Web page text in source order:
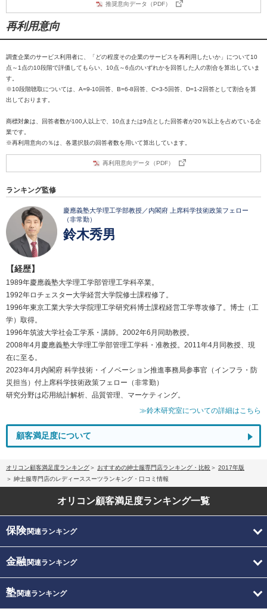
推奨意向データ（PDF）
再利用意向
調査企業のサービス利用者に、「どの程度その企業のサービスを再利用したいか」について10
点～1点の10段階で評価してもらい、10点～6点のいずれかを回答した人の割合を算出していま
す。
※10段階聴取については、A=9-10回答、B=6-8回答、C=3-5回答、D=1-2回答として割合を算
出しております。
商標対象は、回答者数が100人以上で、10点または9点とした回答者が20％以上を占めている企
業です。
※再利用意向の％は、各選択肢の回答者数を用いて算出しています。
再利用意向データ（PDF）
ランキング監修
慶應義塾大学理工学部教授／内閣府 上席科学技術政策フェロー
（非常勤）
鈴木秀男
【経歴】
1989年慶應義塾大学理工学部管理工学科卒業。
1992年ロチェスター大学経営大学院修士課程修了。
1996年東京工業大学大学院理工学研究科博士課程経営工学専攻修了。博士（工
学）取得。
1996年筑波大学社会工学系・講師。2002年6月同助教授。
2008年4月慶應義塾大学理工学部管理工学科・准教授。2011年4月同教授、現
在に至る。
2023年4月内閣府 科学技術・イノベーション推進事務局参事官（インフラ・防
災担当）付上席科学技術政策フェロー（非常勤）
研究分野は応用統計解析、品質管理、マーケティング。
≫鈴木研究室についての詳細はこちら
顧客満足度について
オリコン顧客満足度ランキング おすすめの紳士服専門店ランキング・比較
2017年版
紳士服専門店のレディーススーツランキング・口コミ情報
オリコン顧客満足度ランキング一覧
保険関連ランキング
金融関連ランキング
塾関連ランキング